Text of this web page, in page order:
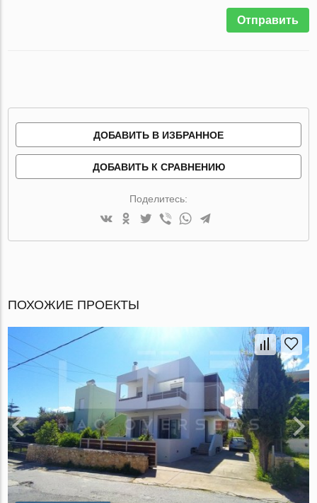
Отправить
ДОБАВИТЬ В ИЗБРАННОЕ
ДОБАВИТЬ К СРАВНЕНИЮ
Поделитесь:
ПОХОЖИЕ ПРОЕКТЫ